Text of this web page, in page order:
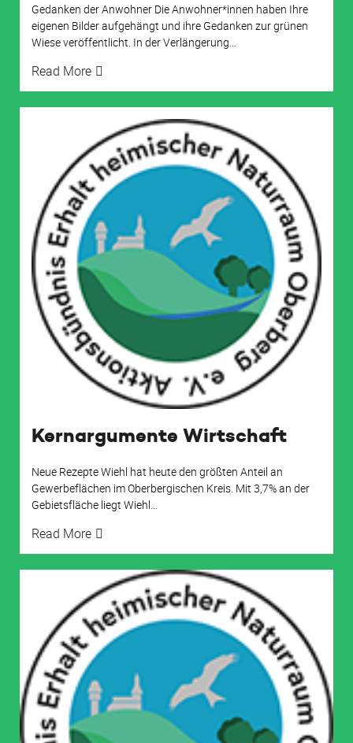
Gedanken der Anwohner Die Anwohner*innen haben Ihre
eigenen Bilder aufgehängt und ihre Gedanken zur grünen
Wiese veröffentlicht. In der Verlängerung
Read More
Kernargumente Wirtschaft
Neue Rezepte Wiehl hat heute den größten Anteil an
Gewerbeflächen im Oberbergischen Kreis. Mit 3,7% an der
Gebietsfläche liegt Wiehl
Read More